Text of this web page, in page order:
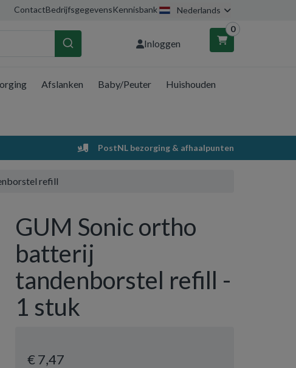
ContactBedrijfsgegevensKennisbank Nederlands
Inloggen
0
Winkelwagen
Uw winkelwagen is leeg.
Vul hem met producten.
Afslanken Baby/Peuter Huishouden
PostNL bezorging & afhaalpunten
refill
GUM Sonic ortho
batterij
tandenborstel refill -
1 stuk
€ 7,47